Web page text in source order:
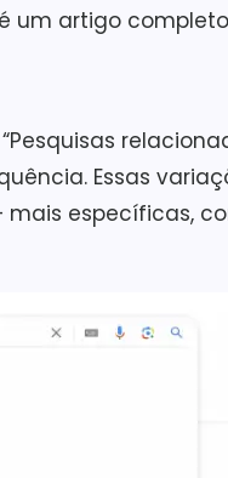
um artigo
Essas
específicas,